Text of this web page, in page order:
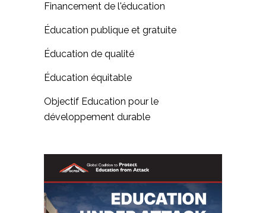
Financement de l'éducation
Éducation publique et gratuite
Éducation de qualité
Éducation équitable
Objectif Education pour le
développement durable